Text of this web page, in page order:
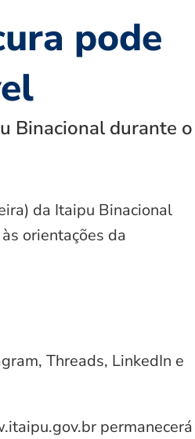
pode
Binacional durante o
da Itaipu Binacional
orientações da
Threads, LinkedIn e
permanecerá